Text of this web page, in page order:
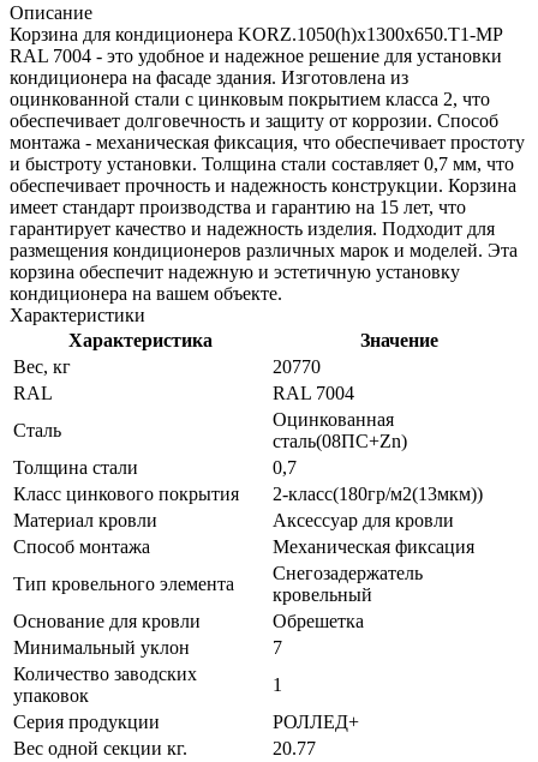
Описание
Корзина для кондиционера KORZ.1050(h)x1300x650.T1-MP
RAL 7004 - это удобное и надежное решение для установки
кондиционера на фасаде здания. Изготовлена из
оцинкованной стали с цинковым покрытием класса 2, что
обеспечивает долговечность и защиту от коррозии. Способ
монтажа - механическая фиксация, что обеспечивает простоту
и быстроту установки. Толщина стали составляет 0,7 мм, что
обеспечивает прочность и надежность конструкции. Корзина
имеет стандарт производства и гарантию на 15 лет, что
гарантирует качество и надежность изделия. Подходит для
размещения кондиционеров различных марок и моделей. Эта
корзина обеспечит надежную и эстетичную установку
кондиционера на вашем объекте.
Характеристики
Характеристика
Значение
Вес, кг
20770
RAL
RAL 7004
Сталь
Оцинкованная
сталь(08ПС+Zn)
Толщина стали
0,7
Класс цинкового покрытия
2-класс(180гр/м2(13мкм))
Материал кровли
Аксессуар для кровли
Способ монтажа
Механическая фиксация
Тип кровельного элемента
Снегозадержатель
кровельный
Основание для кровли
Обрешетка
Минимальный уклон
7
Количество заводских
упаковок
1
Серия продукции
РОЛЛЕД+
Вес одной секции кг.
20.77